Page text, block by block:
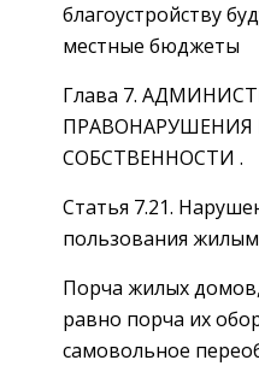
благоустройству
местные бюджеты
Глава 7.
ПРАВОНАРУШЕНИЯ
СОБСТВЕННОСТИ .
Статья 7.21.
пользования
Порча жилых
равно порча их
самовольное